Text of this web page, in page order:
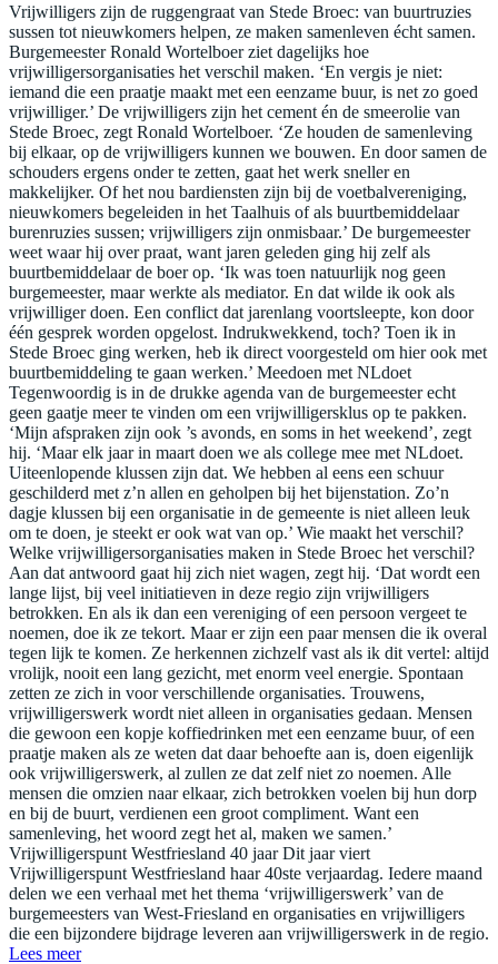
Vrijwilligers zijn de ruggengraat van Stede Broec: van buurtruzies
sussen tot nieuwkomers helpen, ze maken samenleven écht samen.
Burgemeester Ronald Wortelboer ziet dagelijks hoe
vrijwilligersorganisaties het verschil maken. ‘En vergis je niet:
iemand die een praatje maakt met een eenzame buur, is net zo goed
vrijwilliger.’ De vrijwilligers zijn het cement én de smeerolie van
Stede Broec, zegt Ronald Wortelboer. ‘Ze houden de samenleving
bij elkaar, op de vrijwilligers kunnen we bouwen. En door samen de
schouders ergens onder te zetten, gaat het werk sneller en
makkelijker. Of het nou bardiensten zijn bij de voetbalvereniging,
nieuwkomers begeleiden in het Taalhuis of als buurtbemiddelaar
burenruzies sussen; vrijwilligers zijn onmisbaar.’ De burgemeester
weet waar hij over praat, want jaren geleden ging hij zelf als
buurtbemiddelaar de boer op. ‘Ik was toen natuurlijk nog geen
burgemeester, maar werkte als mediator. En dat wilde ik ook als
vrijwilliger doen. Een conflict dat jarenlang voortsleepte, kon door
één gesprek worden opgelost. Indrukwekkend, toch? Toen ik in
Stede Broec ging werken, heb ik direct voorgesteld om hier ook met
buurtbemiddeling te gaan werken.’ Meedoen met NLdoet
Tegenwoordig is in de drukke agenda van de burgemeester echt
geen gaatje meer te vinden om een vrijwilligersklus op te pakken.
‘Mijn afspraken zijn ook ’s avonds, en soms in het weekend’, zegt
hij. ‘Maar elk jaar in maart doen we als college mee met NLdoet.
Uiteenlopende klussen zijn dat. We hebben al eens een schuur
geschilderd met z’n allen en geholpen bij het bijenstation. Zo’n
dagje klussen bij een organisatie in de gemeente is niet alleen leuk
om te doen, je steekt er ook wat van op.’ Wie maakt het verschil?
Welke vrijwilligersorganisaties maken in Stede Broec het verschil?
Aan dat antwoord gaat hij zich niet wagen, zegt hij. ‘Dat wordt een
lange lijst, bij veel initiatieven in deze regio zijn vrijwilligers
betrokken. En als ik dan een vereniging of een persoon vergeet te
noemen, doe ik ze tekort. Maar er zijn een paar mensen die ik overal
tegen lijk te komen. Ze herkennen zichzelf vast als ik dit vertel: altijd
vrolijk, nooit een lang gezicht, met enorm veel energie. Spontaan
zetten ze zich in voor verschillende organisaties. Trouwens,
vrijwilligerswerk wordt niet alleen in organisaties gedaan. Mensen
die gewoon een kopje koffiedrinken met een eenzame buur, of een
praatje maken als ze weten dat daar behoefte aan is, doen eigenlijk
ook vrijwilligerswerk, al zullen ze dat zelf niet zo noemen. Alle
mensen die omzien naar elkaar, zich betrokken voelen bij hun dorp
en bij de buurt, verdienen een groot compliment. Want een
samenleving, het woord zegt het al, maken we samen.’
Vrijwilligerspunt Westfriesland 40 jaar Dit jaar viert
Vrijwilligerspunt Westfriesland haar 40ste verjaardag. Iedere maand
delen we een verhaal met het thema ‘vrijwilligerswerk’ van de
burgemeesters van West-Friesland en organisaties en vrijwilligers
die een bijzondere bijdrage leveren aan vrijwilligerswerk in de regio.
Lees meer